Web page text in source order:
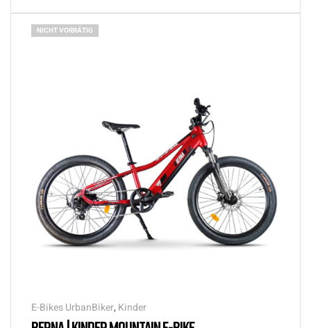
NICHT VORRÄTIG
E-Bikes UrbanBiker, Kinder